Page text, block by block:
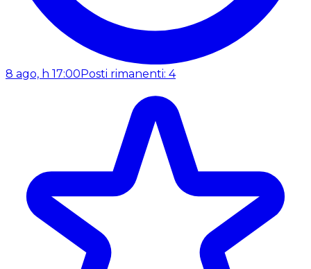
8 ago, h 17:00 Posti rimanenti: 4